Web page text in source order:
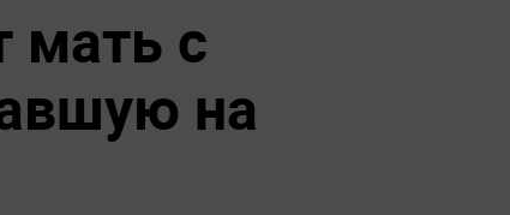
мать с
на